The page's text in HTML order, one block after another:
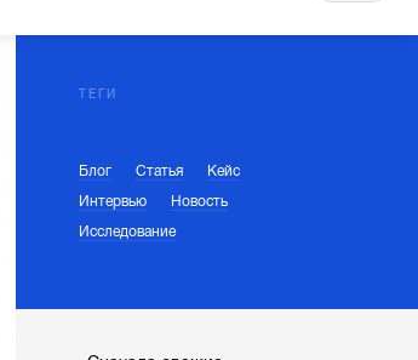
ТЕГИ
Блог Статья
Кейс
Интервью
Новость
Исследование